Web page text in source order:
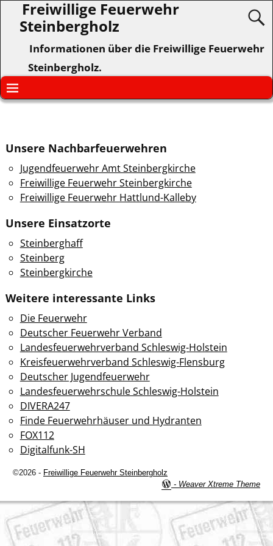
Freiwillige Feuerwehr
Steinbergholz
Informationen über die Freiwillige Feuerwehr
Steinbergholz.
Unsere Nachbarfeuerwehren
Jugendfeuerwehr Amt Steinbergkirche
Freiwillige Feuerwehr Steinbergkirche
Freiwillige Feuerwehr Hattlund-Kalleby
Unsere Einsatzorte
Steinberghaff
Steinberg
Steinbergkirche
Weitere interessante Links
Die Feuerwehr
Deutscher Feuerwehr Verband
Landesfeuerwehrverband Schleswig-Holstein
Kreisfeuerwehrverband Schleswig-Flensburg
Deutscher Jugendfeuerwehr
Landesfeuerwehrschule Schleswig-Holstein
DIVERA247
Finde Feuerwehrhäuser und Hydranten
FOX112
Digitalfunk-SH
©2026 - Freiwillige Feuerwehr Steinbergholz
- Weaver Xtreme Theme